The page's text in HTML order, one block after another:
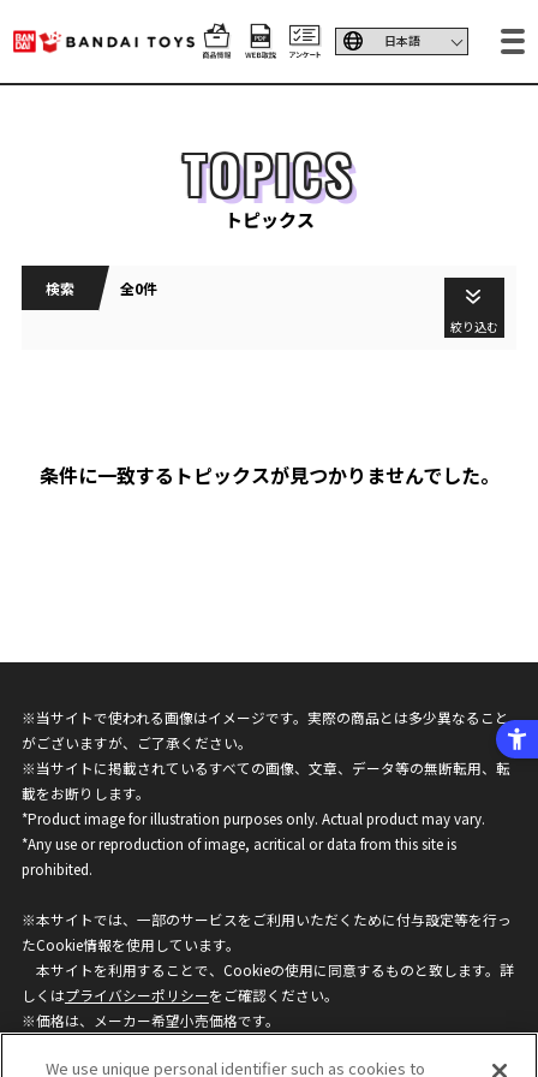
TOPICS
トピックス
検索 全0件
絞り込む
条件に一致するトピックスが見つかりませんでした。
※当サイトで使われる画像はイメージです。実際の商品とは多少異なること
がございますが、ご了承ください。
※当サイトに掲載されているすべての画像、文章、データ等の無断転用、転
載をお断りします。
*Product image for illustration purposes only. Actual product may vary.
*Any use or reproduction of image, acritical or data from this site is
prohibited.
※本サイトでは、一部のサービスをご利用いただくために付与設定等を行っ
たCookie情報を使用しています。
本サイトを利用することで、Cookieの使用に同意するものと致します。詳
しくはプライバシーポリシーをご確認ください。
※価格は、メーカー希望小売価格です。
ざいますのでご了承ください。
We use unique personal identifier such as cookies to